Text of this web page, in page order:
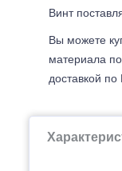
Винт
Вы можете
материала
доставкой